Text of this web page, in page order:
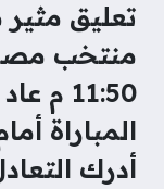
تعليق
11:50
المباراة